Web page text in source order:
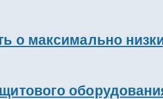
о максимально